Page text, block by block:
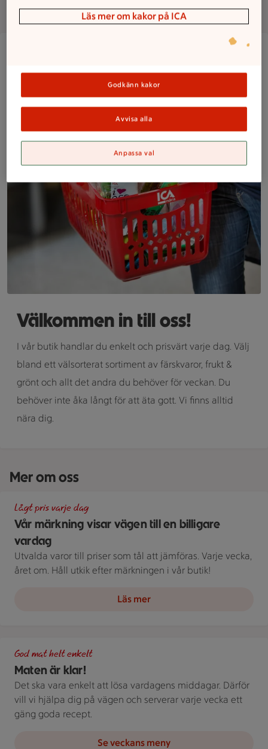
Närbild på en kund med en välfylld ICA Nära-korg med
Välkommen in till oss!
I vår butik handlar du enkelt och prisvärt varje dag. Välj
bland ett välsorterat sortiment av färskvaror, frukt &
grönt och allt det andra du behöver för veckan. Du
behöver inte åka långt för att äta gott. Vi finns alltid
nära dig.
Mer om oss
Vår märkning visar vägen till en billigare
vardag
Lågt pris varje dag
Utvalda varor till priser som tål att jämföras. Varje vecka,
året om. Håll utkik efter märkningen i vår butik!
Läs mer
Maten är klar!
God mat helt enkelt
Det ska vara enkelt att lösa vardagens middagar. Därför
vill vi hjälpa dig på vägen och serverar varje vecka ett
gäng goda recept.
Se veckans meny
Läs mer om kakor på ICA
Godkänn kakor
Avvisa alla
Anpassa val